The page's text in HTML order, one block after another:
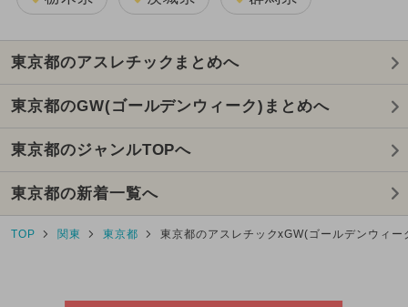
東京都のアスレチックまとめへ
東京都のGW(ゴールデンウィーク)まとめへ
東京都のジャンルTOPへ
東京都の新着一覧へ
TOP 関東 東京都 東京都のアスレチックxGW(ゴールデンウィー